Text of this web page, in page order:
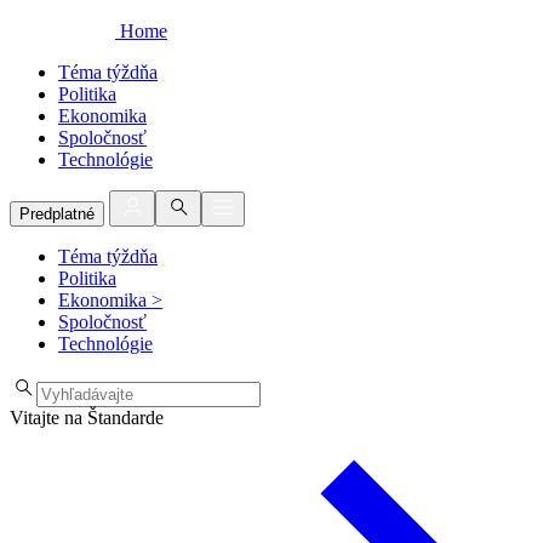
Home
Téma týždňa
Politika
Ekonomika
Spoločnosť
Technológie
Predplatné
Téma týždňa
Politika
Ekonomika >
Spoločnosť
Technológie
Vitajte na Štandarde